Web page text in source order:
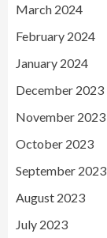
March 2024
February 2024
January 2024
December 2023
November 2023
October 2023
September 2023
August 2023
July 2023